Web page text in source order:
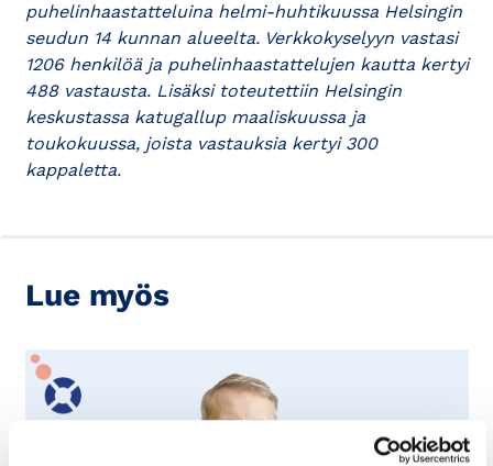
puhelinhaastatteluina helmi-huhtikuussa Helsingin
seudun 14 kunnan alueelta. Verkkokyselyyn vastasi
1206 henkilöä ja puhelinhaastattelujen kautta kertyi
488 vastausta. Lisäksi toteutettiin Helsingin
keskustassa katugallup maaliskuussa ja
toukokuussa, joista vastauksia kertyi 300
kappaletta.
Lue myös